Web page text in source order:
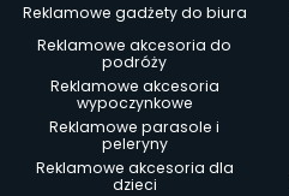
Reklamowe gadżety do biura
Reklamowe akcesoria do
podróży
Reklamowe akcesoria
wypoczynkowe
Reklamowe parasole i
peleryny
Reklamowe akcesoria dla
dzieci